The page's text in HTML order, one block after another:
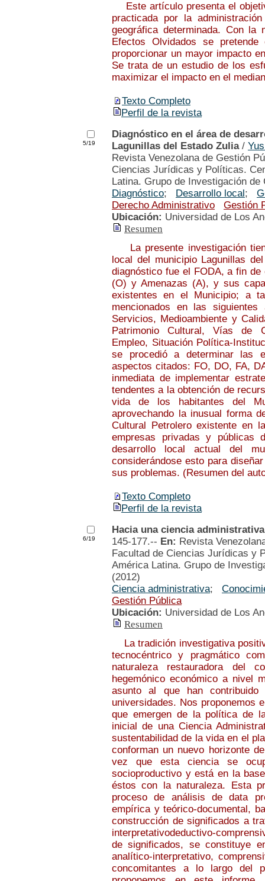
Este artículo presenta el
practicada por la
geográfica determinada. Con la
Efectos Olvidados se
proporcionar un mayor impacto
Se trata de un estudio de los
maximizar el impacto en el
Texto Completo
Perfil de la revista
5/19
Diagnóstico en el área de
Lagunillas del Estado Zulia/
Revista Venezolana de Gestión
Ciencias Jurídicas y Políticas.
Latina. Grupo de Investigación
Diagnóstico; Desarrollo local;
Derecho Administrativo
Gestión
Ubicación: Universidad de Los
Resumen
La presente investigación
local del municipio Lagunillas
diagnóstico fue el FODA, a fin
(O) y Amenazas (A), y sus
existentes en el Municipio; a
mencionados en las siguientes
Servicios, Medioambiente y
Patrimonio Cultural, Vías de
Empleo, Situación Política-
se procedió a determinar las
aspectos citados: FO, DO, FA,
inmediata de implementar
tendentes a la obtención de
vida de los habitantes del
aprovechando la inusual forma
Cultural Petrolero existente en
empresas privadas y
desarrollo local actual del
considerándose esto para
sus problemas. (Resumen del
Texto Completo
Perfil de la revista
6/19
Hacia una ciencia
145-177.-- En: Revista
Facultad de Ciencias Jurídicas y
América Latina. Grupo de
(2012)
Ciencia administrativa;
Gestión Pública
Ubicación: Universidad de Los
Resumen
La tradición investigativa
tecnocéntrico y pragmático
naturaleza restauradora del
hegemónico económico a nivel
asunto al que han
universidades. Nos proponemos
que emergen de la política de
inicial de una Ciencia
sustentabilidad de la vida en el
conforman un nuevo horizonte
vez que esta ciencia se
socioproductivo y está en la
éstos con la naturaleza. Esta
proceso de análisis de data
empírica y teórico-documental,
construcción de significados a
interpretativodeductivo-
de significados, se constituye
analítico-interpretativo,
concomitantes a lo largo del